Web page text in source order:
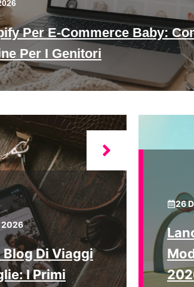
Per E-Commerce Baby:
Per I Genitori
2026
Blog Di Viaggi
I Primi
26